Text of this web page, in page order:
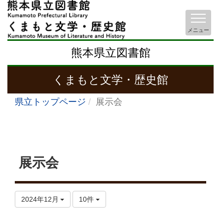
熊本県立図書館
くまもと文学・歴史館
メニュー
県立トップページ 展示会
展示会
2024年12月 10件